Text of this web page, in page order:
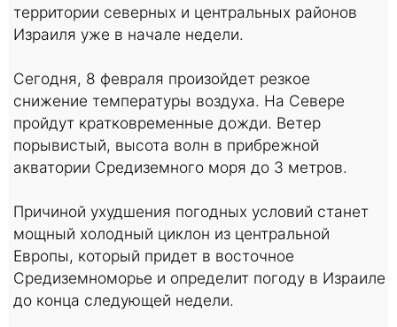
территории северных и центральных районов
Израиля уже в начале недели.
Сегодня, 8 февраля произойдет резкое
снижение температуры воздуха. На Севере
пройдут кратковременные дожди. Ветер
порывистый, высота волн в прибрежной
акватории Средиземного моря до 3 метров.
Причиной ухудшения погодных условий станет
мощный холодный циклон из центральной
Европы, который придет в восточное
Средиземноморье и определит погоду в Израиле
до конца следующей недели.